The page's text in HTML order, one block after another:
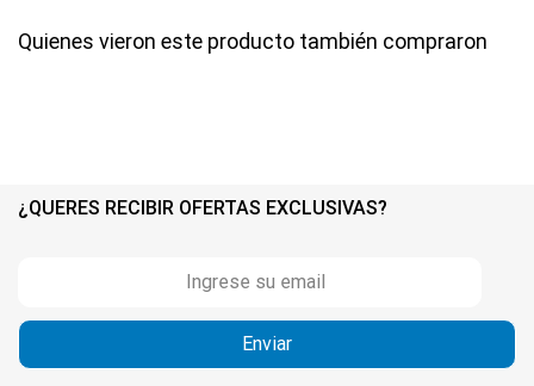
Quienes vieron este producto también compraron
¿QUERES RECIBIR OFERTAS EXCLUSIVAS?